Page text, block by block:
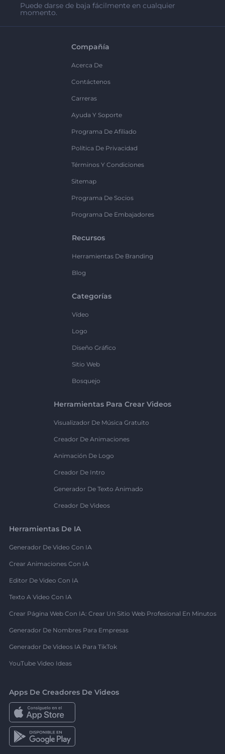
Puede darse de baja fácilmente en cualquier
momento.
Compañía
Acerca De
Contáctenos
Carreras
Ayuda Y Soporte
Programa De Afiliado
Política De Privacidad
Términos Y Condiciones
Sitemap
Programa De Socios
Programa De Embajadores
Recursos
Herramientas De Branding
Blog
Categorías
Vídeo
Logo
Diseño Gráfico
Sitio Web
Bosquejo
Herramientas Para Crear Videos
Visualizador De Música Gratuito
Creador De Animaciones
Animación De Logo
Creador De Intro
Generador De Texto Animado
Creador De Videos
Herramientas De IA
Generador De Video Con IA
Crear Animaciones Con IA
Editor De Video Con IA
Texto A Video Con IA
Crear Página Web Con IA: Crear Un Sitio Web Profesional En Minutos
Generador De Nombres Para Empresas
Generador De Videos IA Para TikTok
YouTube Video Ideas
Apps De Creadores De Videos